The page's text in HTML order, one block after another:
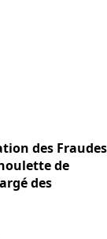
des Fraudes
de
des